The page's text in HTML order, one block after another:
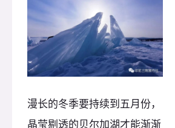
漫长的冬季要持续到五月份，
晶莹剔透的贝尔加湖才能渐渐